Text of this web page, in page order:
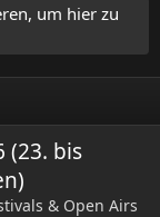
um hier zu
(23. bis
& Open Airs